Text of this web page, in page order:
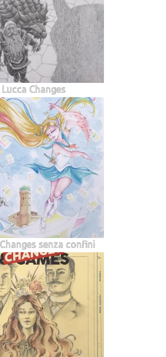
Lucca Changes
senza confini